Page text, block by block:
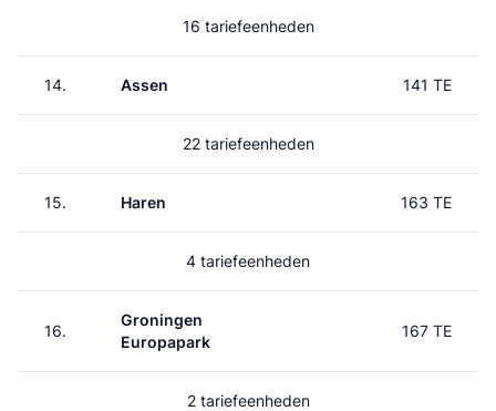
16 tariefeenheden
14. Assen 141 TE
22 tariefeenheden
15. Haren 163 TE
4 tariefeenheden
16.
Groningen
Europapark
167 TE
2 tariefeenheden